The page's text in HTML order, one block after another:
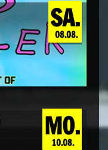
SA.
08.08.
MO.
10.08.